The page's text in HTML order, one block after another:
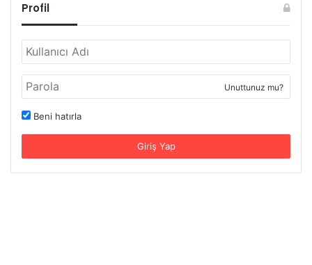
Profil
Unuttunuz mu?
Beni hatırla
Giriş Yap